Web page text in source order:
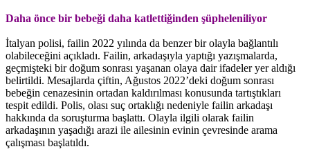
Daha önce bir bebeği daha katlettiğinden şüpheleniliyor
İtalyan polisi, failin 2022 yılında da benzer bir olayla bağlantılı
olabileceğini açıkladı. Failin, arkadaşıyla yaptığı yazışmalarda,
geçmişteki bir doğum sonrası yaşanan olaya dair ifadeler yer aldığı
belirtildi. Mesajlarda çiftin, Ağustos 2022’deki doğum sonrası
bebeğin cenazesinin ortadan kaldırılması konusunda tartıştıkları
tespit edildi. Polis, olası suç ortaklığı nedeniyle failin arkadaşı
hakkında da soruşturma başlattı. Olayla ilgili olarak failin
arkadaşının yaşadığı arazi ile ailesinin evinin çevresinde arama
çalışması başlatıldı.